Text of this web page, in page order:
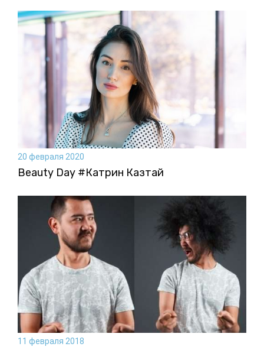
20 февраля 2020
Beauty Day #Катрин Казтай
11 февраля 2018